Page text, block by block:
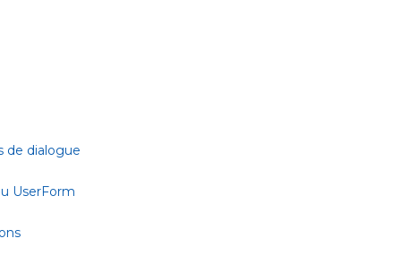
de dialogue
UserForm